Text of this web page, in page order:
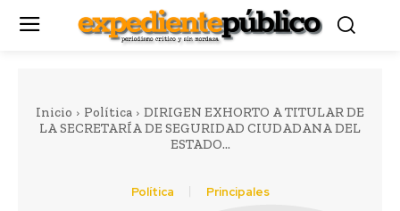
Inicio Política
DIRIGEN EXHORTO A TITULAR DE
LA SECRETARÍA DE SEGURIDAD CIUDADANA DEL
ESTADO...
Política Principales